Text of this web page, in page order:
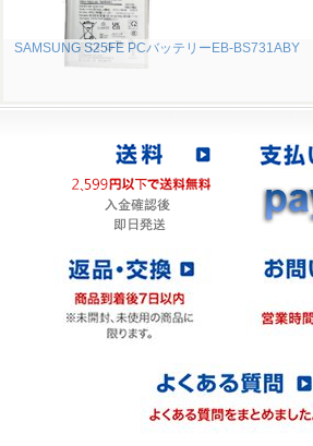
SAMSUNG S25FE PCバッテリーEB-BS731ABY